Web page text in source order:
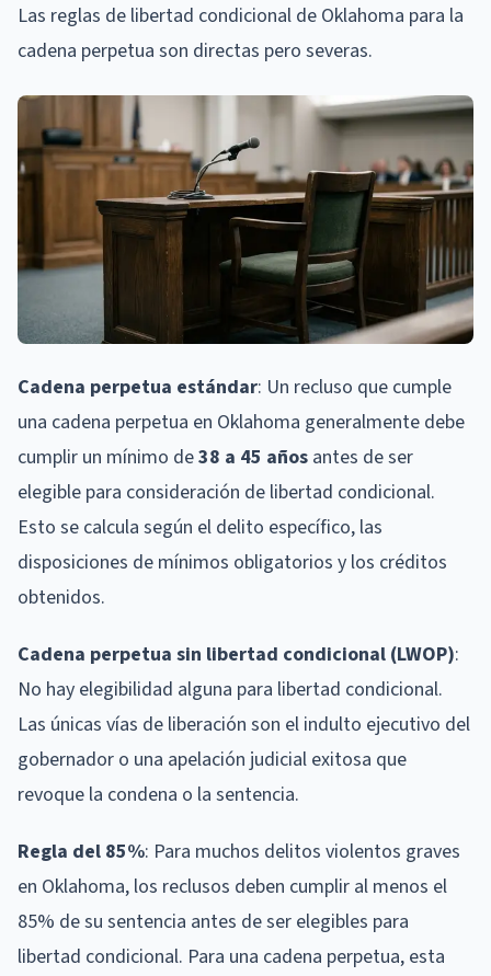
Las reglas de libertad condicional de Oklahoma para la
cadena perpetua son directas pero severas.
Cadena perpetua estándar: Un recluso que cumple
una cadena perpetua en Oklahoma generalmente debe
cumplir un mínimo de38 a 45 años antes de ser
elegible para consideración de libertad condicional.
Esto se calcula según el delito específico, las
disposiciones de mínimos obligatorios y los créditos
obtenidos.
Cadena perpetua sin libertad condicional (LWOP):
No hay elegibilidad alguna para libertad condicional.
Las únicas vías de liberación son el indulto ejecutivo del
gobernador o una apelación judicial exitosa que
revoque la condena o la sentencia.
Regla del 85%: Para muchos delitos violentos graves
en Oklahoma, los reclusos deben cumplir al menos el
85% de su sentencia antes de ser elegibles para
libertad condicional. Para una cadena perpetua, esta